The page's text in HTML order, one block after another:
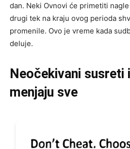
dan. Neki Ovnovi će primetiti
drugi tek na kraju ovog perioda
promenile. Ovo je vreme kada
deluje.
Neočekivani susreti
menjaju sve